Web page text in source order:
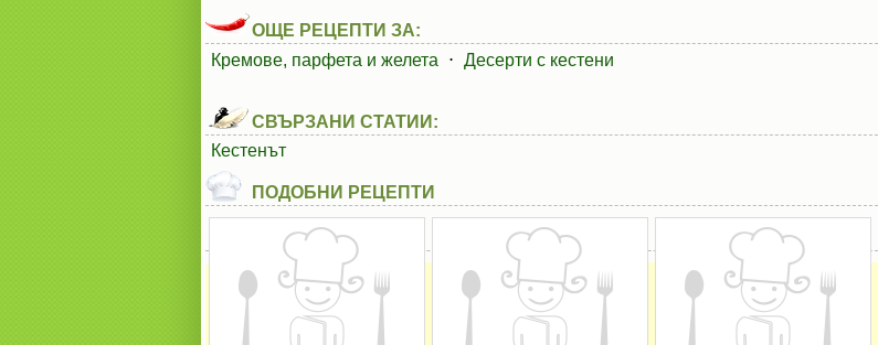
ОЩЕ РЕЦЕПТИ ЗА:
Кремове, парфета и желета
⋅ Десерти с кестени
СВЪРЗАНИ СТАТИИ:
Кестенът
ПОДОБНИ РЕЦЕПТИ